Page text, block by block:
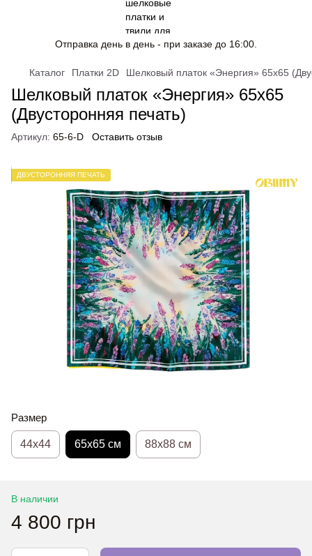
Отправка день в день - при заказе до 16:00.
Каталог Платки 2D Шелковый платок «Энергия» 65x65
Шелковый платок «Энергия» 65x65
(Двусторонняя печать)
Артикул: 65-6-D Оставить отзыв
ДВУСТОРОННЯЯ ПЕЧАТЬ
Размер
44х44 65x65 см 88x88 см
В наличии
4 800 грн